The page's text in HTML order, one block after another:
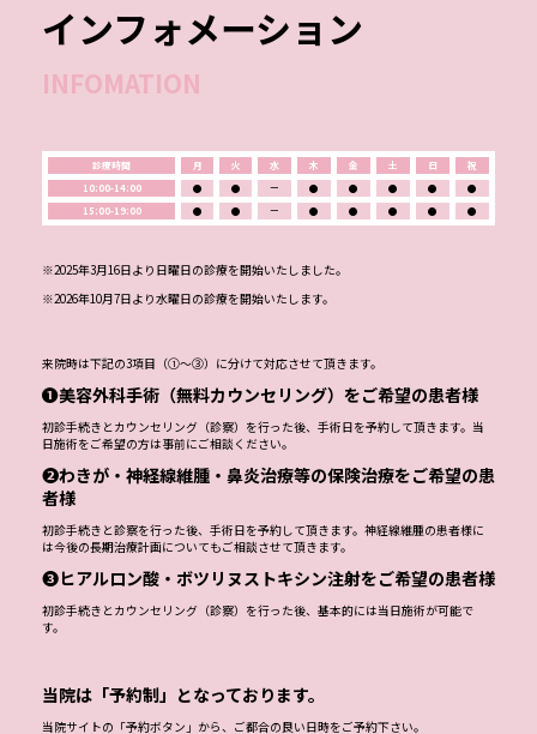
インフォメーション
INFOMATION
診療時間 月 火 水 木 金 土 日
祝
10:00-14:00
● ● ー ● ● ● ●
●
15:00-19:00
● ● ー ● ● ● ● ●
※2025年3月16日より日曜日の診療を開始いたしました。
※2026年10月7日より水曜日の診療を開始いたします。
来院時は下記の3項目（①～③）に分けて対応させて頂きます。
❶美容外科手術（無料カウンセリング）をご希望の患者様
初診手続きとカウンセリング（診察）を行った後、手術日を予約して頂きます。当
日施術をご希望の方は事前にご相談ください。
❷わきが・神経線維腫・鼻炎治療等の保険治療をご希望の患
者様
初診手続きと診察を行った後、手術日を予約して頂きます。神経線維腫の患者様に
は今後の長期治療計画についてもご相談させて頂きます。
❸ヒアルロン酸・ボツリヌストキシン注射をご希望の患者様
初診手続きとカウンセリング（診察）を行った後、基本的には当日施術が可能で
す。
当院は「予約制」となっております。
当院サイトの「予約ボタン」から、ご都合の良い日時をご予約下さい。